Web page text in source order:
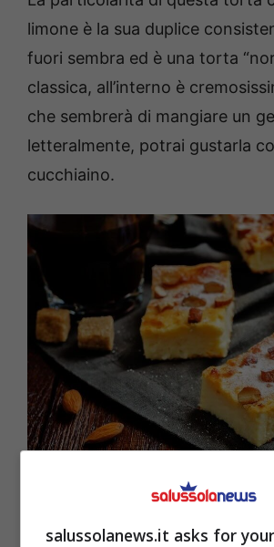
limone è la sua duplice
fuori sembra ed è una torta
classica, all’interno è
che sembrerà di mangiare un
letteralmente, potrai gustarla
cucchiaino.
Insomma, non ti resta che
salussolanews.it asks for